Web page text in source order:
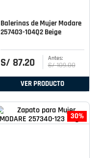
Balerinas de Mujer Modare
257403-104Q2 Beige
S/ 87.20 S/ 109.00
VER PRODUCTO
30%